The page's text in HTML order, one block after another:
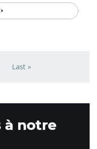
Last page
Last »
à notre